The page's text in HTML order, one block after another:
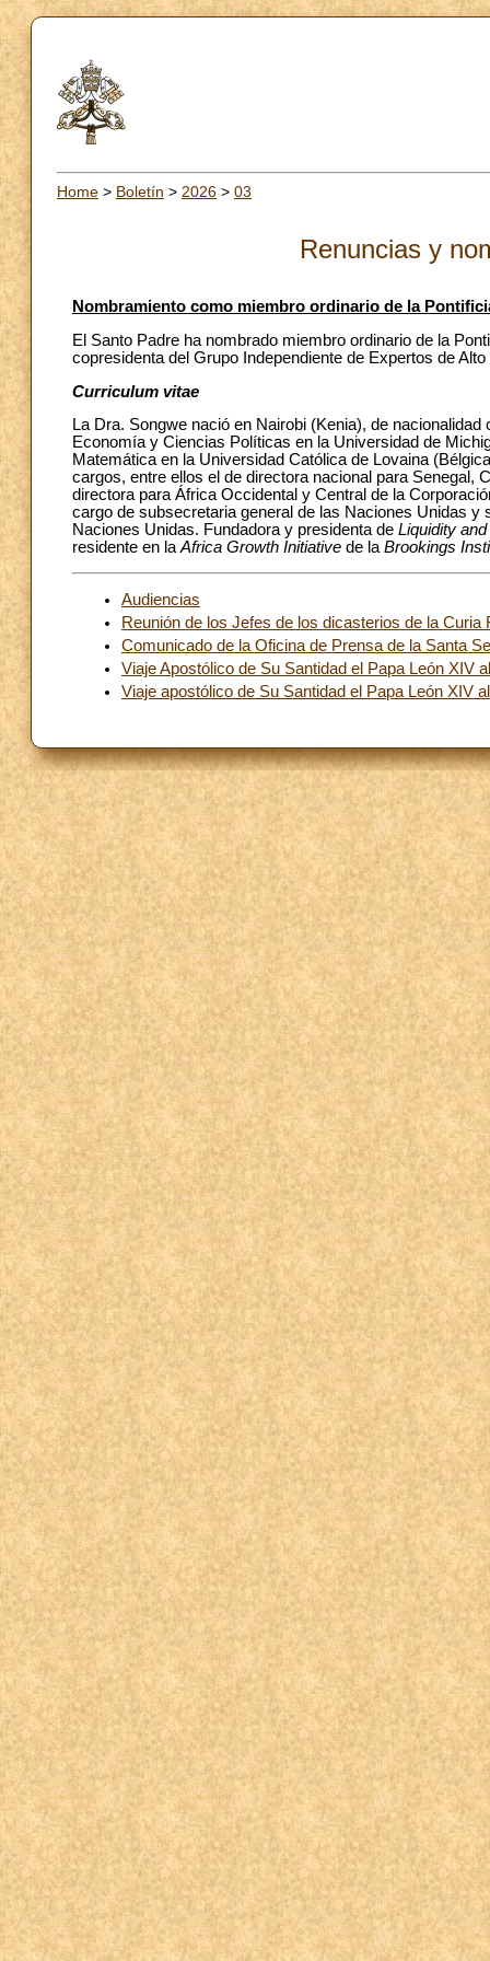
Home > Boletín > 2026 > 03
Renuncias y
Nombramiento como miembro ordinario de la
El Santo Padre ha nombrado miembro ordinario de la
copresidenta del Grupo Independiente de Expertos de
Curriculum vitae
La Dra. Songwe nació en Nairobi (Kenia), de
Economía y Ciencias Políticas en la Universidad de
Matemática en la Universidad Católica de Lovaina
cargos, entre ellos el de directora nacional para Senegal,
directora para África Occidental y Central de la
cargo de subsecretaria general de las Naciones Unidas
Naciones Unidas. Fundadora y presidenta de Liquidity
residente en laAfrica Growth Initiative de laBrookings
Audiencias
Reunión de los Jefes de los dicasterios de la Curia
Comunicado de la Oficina de Prensa de la Santa
Viaje Apostólico de Su Santidad el Papa León XIV
Viaje apostólico de Su Santidad el Papa León XIV